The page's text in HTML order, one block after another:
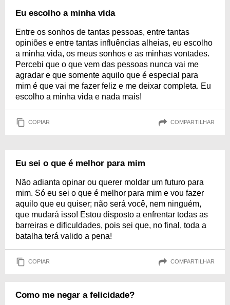
Eu escolho a minha vida
Entre os sonhos de tantas pessoas, entre tantas
opiniões e entre tantas influências alheias, eu escolho
a minha vida, os meus sonhos e as minhas vontades.
Percebi que o que vem das pessoas nunca vai me
agradar e que somente aquilo que é especial para
mim é que vai me fazer feliz e me deixar completa. Eu
escolho a minha vida e nada mais!
COPIAR COMPARTILHAR
Eu sei o que é melhor para mim
Não adianta opinar ou querer moldar um futuro para
mim. Só eu sei o que é melhor para mim e vou fazer
aquilo que eu quiser; não será você, nem ninguém,
que mudará isso! Estou disposto a enfrentar todas as
barreiras e dificuldades, pois sei que, no final, toda a
batalha terá valido a pena!
COPIAR COMPARTILHAR
Como me negar a felicidade?